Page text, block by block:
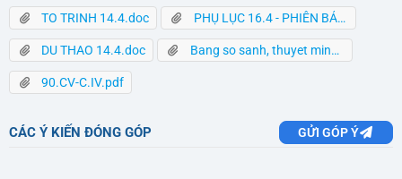
TO TRINH 14.4.doc PHỤ LỤC 16.4 - PHIÊN BẢN ĐIỆN TỬ.docx
DU THAO 14.4.doc Bang so sanh, thuyet minh.docx
90.CV-C.IV.pdf
CÁC Ý KIẾN ĐÓNG GÓP GỬI GÓP Ý